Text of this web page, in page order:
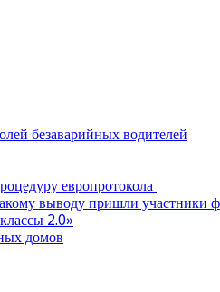
безаварийных водителей
европротокола
выводу пришли участники
2.0»
домов